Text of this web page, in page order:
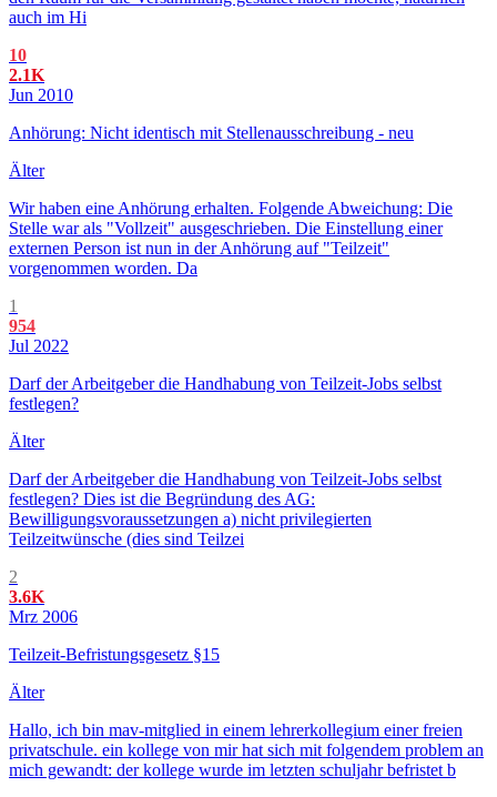
auch im Hi
10
2.1K
Jun 2010
Anhörung: Nicht identisch mit Stellenausschreibung - neu
Älter
Wir haben eine Anhörung erhalten. Folgende Abweichung: Die
Stelle war als "Vollzeit" ausgeschrieben. Die Einstellung einer
externen Person ist nun in der Anhörung auf "Teilzeit"
vorgenommen worden. Da
1
954
Jul 2022
Darf der Arbeitgeber die Handhabung von Teilzeit-Jobs selbst
festlegen?
Älter
Darf der Arbeitgeber die Handhabung von Teilzeit-Jobs selbst
festlegen? Dies ist die Begründung des AG:
Bewilligungsvoraussetzungen a) nicht privilegierten
Teilzeitwünsche (dies sind Teilzei
2
3.6K
Mrz 2006
Teilzeit-Befristungsgesetz §15
Älter
Hallo, ich bin mav-mitglied in einem lehrerkollegium einer freien
privatschule. ein kollege von mir hat sich mit folgendem problem an
mich gewandt: der kollege wurde im letzten schuljahr befristet b